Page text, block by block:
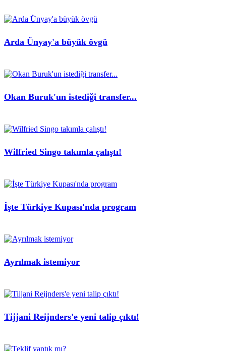
Arda Ünyay'a büyük övgü
Okan Buruk'un istediği transfer...
Wilfried Singo takımla çalıştı!
İşte Türkiye Kupası'nda program
Ayrılmak istemiyor
Tijjani Reijnders'e yeni talip çıktı!